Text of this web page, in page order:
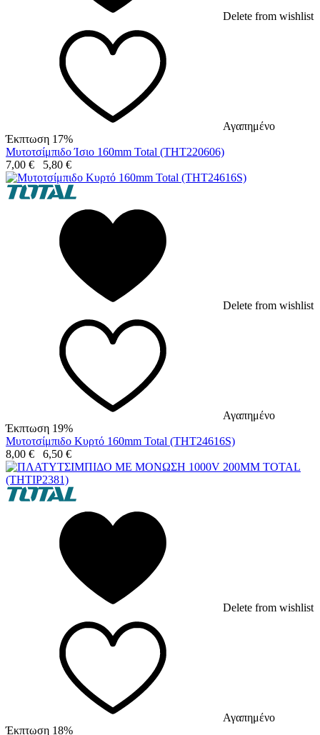
Delete from wishlist
Αγαπημένο
Έκπτωση 17%
Μυτοτσίμπιδο Ίσιο 160mm Total (THT220606)
7,00 € 5,80 €
Delete from wishlist
Αγαπημένο
Έκπτωση 19%
Μυτοτσίμπιδο Κυρτό 160mm Total (THT24616S)
8,00 € 6,50 €
Delete from wishlist
Αγαπημένο
Έκπτωση 18%